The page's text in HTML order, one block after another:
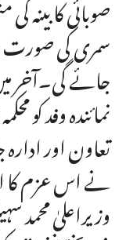
سمری کی صورت
جائے گی۔آخر
نمائندہ وفد کو
تعاون اور
نے اس عزم کا
وزیراعلیٰ